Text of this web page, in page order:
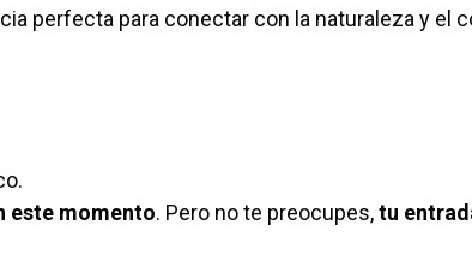
perfecta para conectar con la naturaleza y el
este momento. Pero no te preocupes,tu